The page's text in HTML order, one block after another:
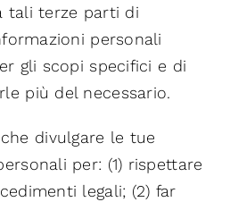
tali terze parti di
personali
gli scopi specifici e di
più del necessario.
divulgare le tue
per: (1) rispettare
legali; (2) far